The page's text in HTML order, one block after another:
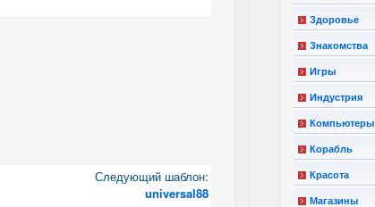
Следующий шаблон:
universal88
Здоровье
Знакомства
Игры
Индустрия
Компьютеры
Корабль
Красота
Магазины